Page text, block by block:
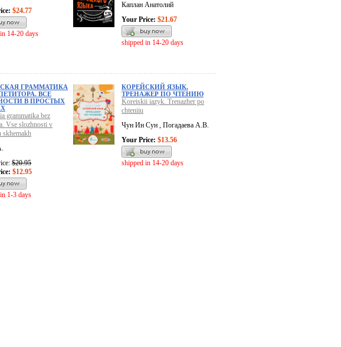
$24.77
14-20 days
Каплан Анатолий
Your Price: $21.67
shipped in 14-20 days
ГРАММАТИКА
ВСЕ
В ПРОСТЫХ
grammatika bez
Vse slozhnosti v
skhemakh
$20.95
$12.95
1-3 days
КОРЕЙСКИЙ ЯЗЫК.
ТРЕНАЖЕР ПО ЧТЕНИЮ
Koreiskii iazyk. Trenazher po
chteniiu
Чун Ин Сун , Погадаева А.В.
Your Price: $13.56
shipped in 14-20 days